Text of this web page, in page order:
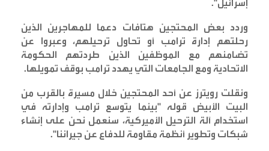
إسرائيل".
وردد بعض المحتجين هتافات دعما للمهاجرين الذين
رحلتهم إدارة ترامب أو تحاول ترحيلهم، وعبروا عن
تضامنهم مع الموظفين الذين طردتهم الحكومة
الاتحادية ومع الجامعات التي يهدد ترامب بوقف تمويلها.
ونقلت رويترز عن أحد المحتجين خلال مسيرة بالقرب من
البيت الأبيض قوله "بينما يتوسع ترامب وإدارته في
استخدام آلة الترحيل الأميركية، سنعمل نحن على إنشاء
شبكات وتطوير أنظمة مقاومة للدفاع عن جيراننا".